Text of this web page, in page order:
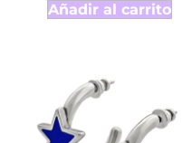
Añadir al carrito